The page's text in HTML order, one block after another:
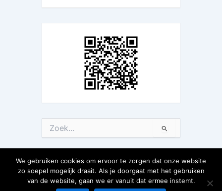
naar:
We gebruiken cookies om ervoor te zorgen dat onze website
zo soepel mogelijk draait. Als je doorgaat met het gebruiken
van de website, gaan we er vanuit dat ermee instemt.